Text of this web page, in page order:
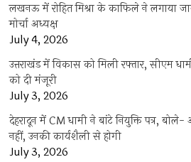
लखनऊ में रोहित मिश्रा के काफिले ने लगाया
मोर्चा अध्यक्ष
July 4, 2026
उत्तराखंड में विकास को मिली रफ्तार, सीएम
को दी मंजूरी
July 3, 2026
देहरादून में CM धामी ने बांटे नियुक्ति पत्र,
नहीं, उनकी कार्यशैली से होगी
July 3, 2026